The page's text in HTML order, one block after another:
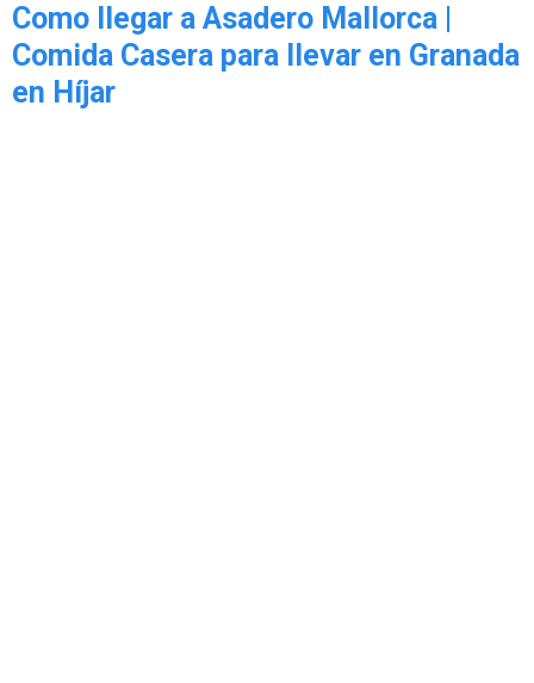
Como llegar a Asadero Mallorca |
Comida Casera para llevar en Granada
en Híjar